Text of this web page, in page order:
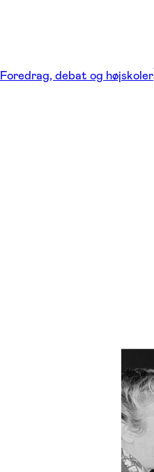
Foredrag, debat og højskoler